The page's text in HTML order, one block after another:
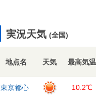
実況天気 (全国)
地点名 天気 最高気温
東京都心 10.2℃